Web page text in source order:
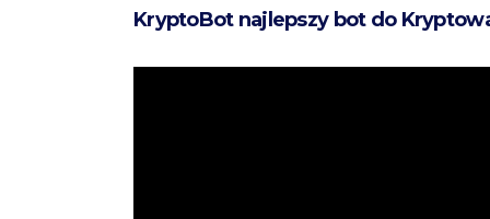
KryptoBot najlepszy bot do